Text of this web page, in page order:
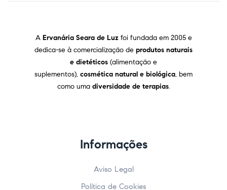
A Ervanária Seara de Luz foi fundada em 2005 e
dedica-se à comercialização de produtos naturais
e dietéticos (alimentação e
suplementos), cosmética natural e biológica, bem
como uma diversidade de terapias.
Informações
Aviso Legal
Política de Cookies